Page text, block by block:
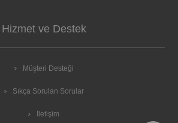
Hizmet ve Destek
Müşteri Desteği
Sıkça Sorulan Sorular
İletişim